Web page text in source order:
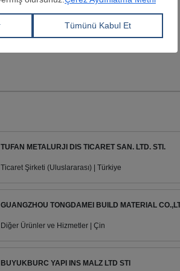
TUFAN METALURJI DIS TICARET SAN. LTD. STI.
Ticaret Şirketi (Uluslararası) | Türkiye
GUANGZHOU TONGDAMEI BUILD MATERIAL
Diğer Ürünler ve Hizmetler | Çin
BUYUKBURC YAPI INS MALZ LTD STI